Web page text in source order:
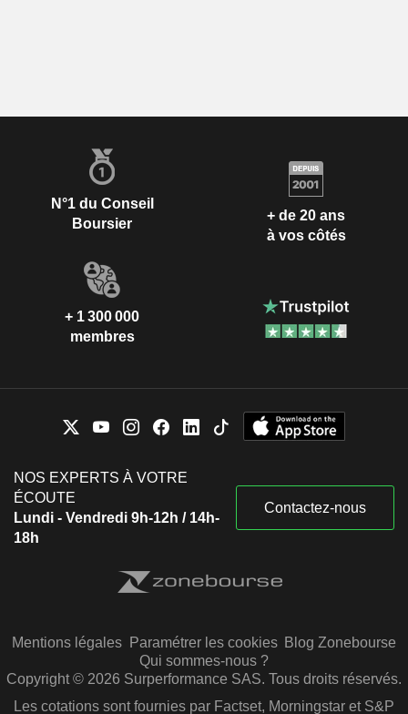
N°1 du Conseil
Boursier
+ de 20 ans
à vos côtés
+ 1 300 000
membres
NOS EXPERTS À VOTRE
ÉCOUTE
Lundi - Vendredi 9h-12h / 14h-
18h
Contactez-nous
Mentions légales Paramétrer les cookies Blog Zonebourse
Qui sommes-nous ?
Copyright © 2026 Surperformance SAS. Tous droits réservés.
Les cotations sont fournies par Factset, Morningstar et S&P